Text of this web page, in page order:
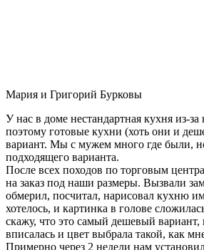
Мария и Григорий Бурковы
У нас в доме нестандартная кухня из-
поэтому готовые кухни (хоть они и
вариант. Мы с мужем много где были,
подходящего варианта.
После всех походов по торговым
на заказ под наши размеры. Вызвали
обмерил, посчитал, нарисовал кухню
хотелось, и картинка в голове
скажу, что это самый дешевый вариант,
вписалась и цвет выбрала такой, как
Примерно через 2 недели нам